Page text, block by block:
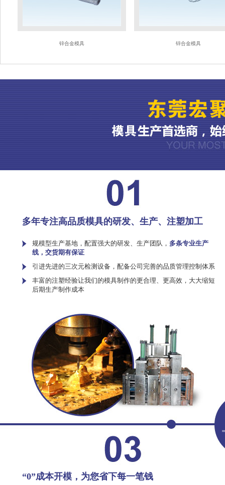
锌合金模具 锌合金模具
多年专注高品质模具的研发、生产、注塑加工
规模型生产基地，配置强大的研发、生产团队， 多条专业生产
线，交货期有保证
引进先进的三次元检测设备，配备公司完善的品质管理控制体系
丰富的注塑经验让我们的模具制作的更合理、更高效，大大缩短
后期生产制作成本
“0”成本开模，为您省下每一笔钱